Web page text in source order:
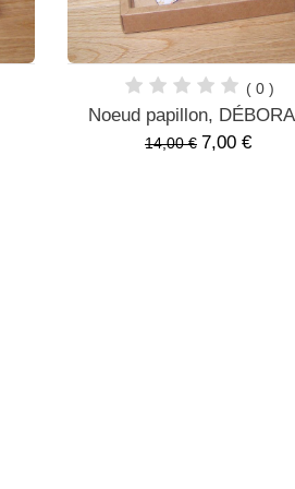
( 0 )
Noeud papillon,
14,00 € 7,00 €